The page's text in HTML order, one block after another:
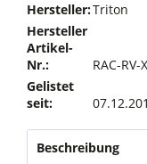
Hersteller:Triton
Hersteller
Artikel-
Nr.:
RAC-RV-
Gelistet
seit:
Beschreibung